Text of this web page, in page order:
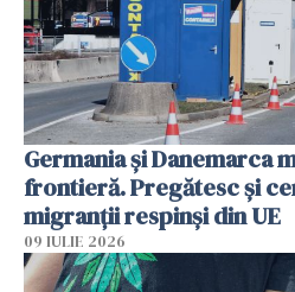
Germania și Danemarca
frontieră. Pregătesc și
migranții respinși din UE
09 IULIE 2026